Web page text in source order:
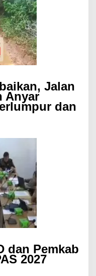
Jalan
Anyar
dan
dan Pemkab
2027